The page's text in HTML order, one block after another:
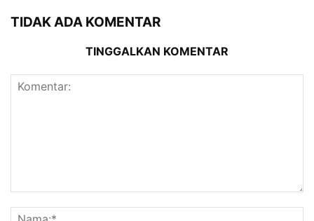
TIDAK ADA KOMENTAR
TINGGALKAN KOMENTAR